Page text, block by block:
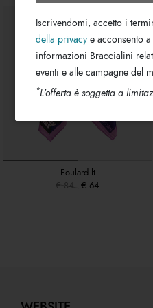
Foulard lt
€ 84
€ 64
Iscrivendomi, accetto i
della privacy e acconsento
informazioni Braccialini
eventi e alle campagne del
*L'offerta è soggetta a